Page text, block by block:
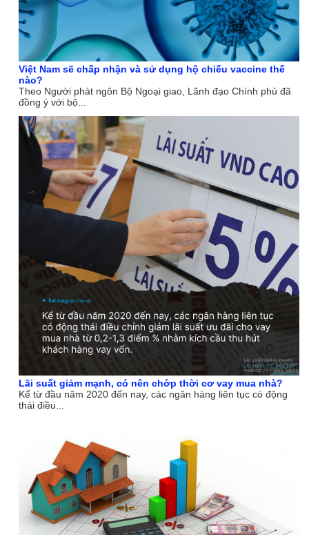
Việt Nam sẽ chấp nhận và sử dụng hộ chiếu vaccine thế
nào?
Theo Người phát ngôn Bộ Ngoại giao, Lãnh đạo Chính phủ đã
đồng ý với bộ...
Lãi suất giảm mạnh, có nên chớp thời cơ vay mua nhà?
Kể từ đầu năm 2020 đến nay, các ngân hàng liên tục có động
thái điều...